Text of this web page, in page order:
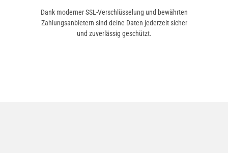
Dank moderner SSL-Verschlüsselung und bewährten
Zahlungsanbietern sind deine Daten jederzeit sicher
und zuverlässig geschützt.